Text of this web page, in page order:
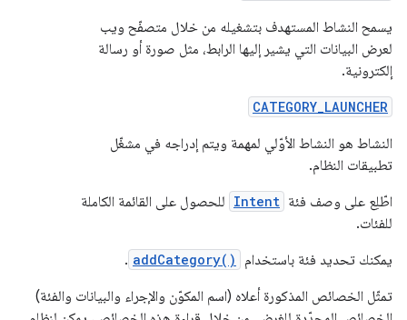
يسمح النشاط المستهدف بتشغيله من خلال متصفّح ويب
لعرض البيانات التي يشير إليها الرابط، مثل صورة أو رسالة
إلكترونية.
CATEGORY_LAUNCHER
النشاط هو النشاط الأوّلي لمهمة ويتم إدراجه في مشغّل
تطبيقات النظام.
اطّلِع على وصف فئة Intent للحصول على القائمة الكاملة
للفئات.
يمكنك تحديد فئة باستخدام
addCategory()
.
تمثّل الخصائص المذكورة أعلاه (اسم المكوّن والإجراء والبيانات والفئة)